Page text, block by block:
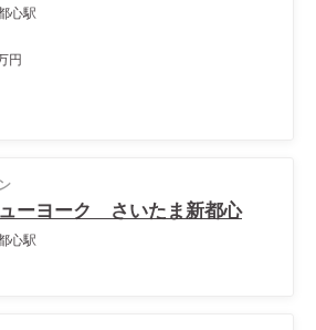
心駅
円
ーヨーク さいたま新都心
心駅